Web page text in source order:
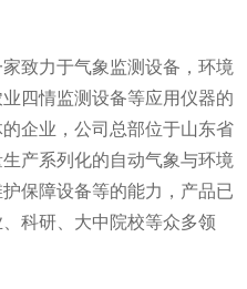
致力于气象监测设备，环境
四情监测设备等应用仪器的
企业，公司总部位于山东省
产系列化的自动气象与环境
保障设备等的能力，产品已
科研、大中院校等众多领